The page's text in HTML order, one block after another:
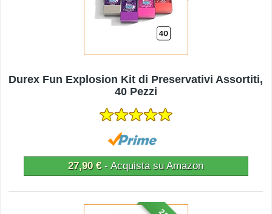
Durex Fun Explosion Kit di Preservativi Assortiti,
40 Pezzi
27,90 €- Acquista su Amazon